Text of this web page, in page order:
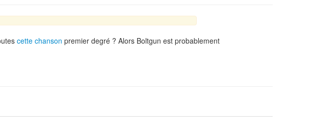
cette chanson premier degré ? Alors Boltgun est probablement